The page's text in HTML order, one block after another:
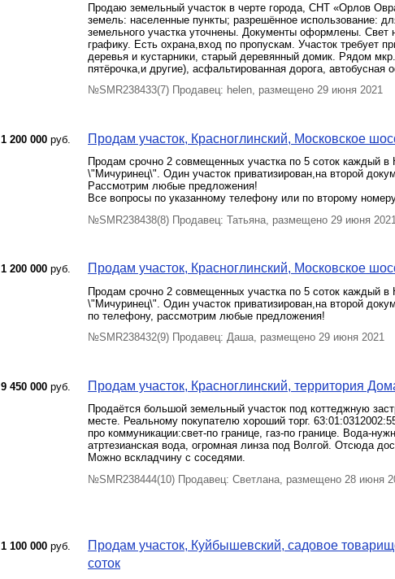
Продаю земельный участок в черте города, СНТ «Орлов
земель: населенные пункты; разрешённое использование:
земельного участка уточнены. Документы оформлены. Свет
графику. Есть охрана,вход по пропускам. Участок требует
деревья и кустарники, старый деревянный домик. Рядом
пятёрочка,и другие), асфальтированная дорога, автобусная
№SMR238433(7) Продавец: helen, размещено 29 июня 2021
1 200 000 руб. Продам участок, Красноглинский, Московское
Продам срочно 2 совмещенных участка по 5 соток каждый
\"Мичуринец\". Один участок приватизирован,на второй
Рассмотрим любые предложения!
Все вопросы по указанному телефону или по второму
№SMR238438(8) Продавец: Татьяна, размещено 29 июня 2021
1 200 000 руб. Продам участок, Красноглинский, Московское
Продам срочно 2 совмещенных участка по 5 соток каждый
\"Мичуринец\". Один участок приватизирован,на второй
по телефону, рассмотрим любые предложения!
№SMR238432(9) Продавец: Даша, размещено 29 июня 2021
9 450 000 руб. Продам участок, Красноглинский, территория
Продаётся большой земельный участок под коттеджную
месте. Реальному покупателю хороший торг.
про коммуникации:свет-по границе, газ-по границе. Вода-
атртезианская вода, огромная линза под Волгой. Отсюда
Можно вскладчину с соседями.
№SMR238444(10) Продавец: Светлана, размещено 28 июня
1 100 000 руб.
Продам участок, Куйбышевский, садовое
соток